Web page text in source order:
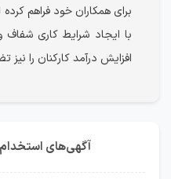
برای همکاران خود فراهم
با ایجاد شرایط کاری
افزایش درآمد کارکنان را
آگهی‌های